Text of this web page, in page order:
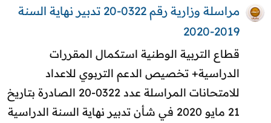
مراسلة وزارية رقم 0322-20 تدبير نهاية السنة
2019-2020
قطاع التربية الوطنية استكمال المقررات
الدراسية+ تخصيص الدعم التربوي للاعداد
للامتحانات المراسلة عدد 0322-20 الصادرة بتاريخ
21 مايو 2020 في شأن تدبير نهاية السنة الدراسية